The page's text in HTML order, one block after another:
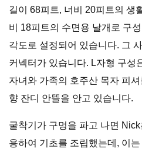
길이 68피트, 너비 20피트의 생
비 18피트의 수면용 날개로 구
각도로 설정되어 있습니다. 그
커넥터가 있습니다. L자형 구성
자녀와 가족의 호주산 목자 피
향 잔디 안뜰을 안고 있습니다.
굴착기가 구멍을 파고 나면
용하여 기초를 조립했는데, 이